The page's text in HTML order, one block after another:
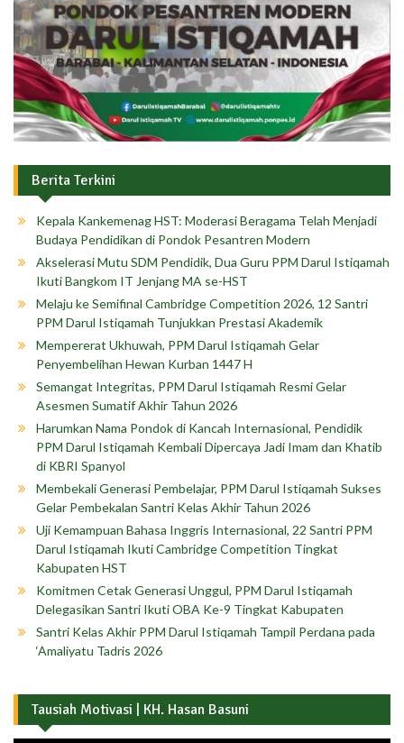
Berita Terkini
Kepala Kankemenag HST: Moderasi Beragama Telah Menjadi
Budaya Pendidikan di Pondok Pesantren Modern
Akselerasi Mutu SDM Pendidik, Dua Guru PPM Darul Istiqamah
Ikuti Bangkom IT Jenjang MA se-HST
Melaju ke Semifinal Cambridge Competition 2026, 12 Santri
PPM Darul Istiqamah Tunjukkan Prestasi Akademik
Mempererat Ukhuwah, PPM Darul Istiqamah Gelar
Penyembelihan Hewan Kurban 1447 H
Semangat Integritas, PPM Darul Istiqamah Resmi Gelar
Asesmen Sumatif Akhir Tahun 2026
Harumkan Nama Pondok di Kancah Internasional, Pendidik
PPM Darul Istiqamah Kembali Dipercaya Jadi Imam dan Khatib
di KBRI Spanyol
Membekali Generasi Pembelajar, PPM Darul Istiqamah Sukses
Gelar Pembekalan Santri Kelas Akhir Tahun 2026
Uji Kemampuan Bahasa Inggris Internasional, 22 Santri PPM
Darul Istiqamah Ikuti Cambridge Competition Tingkat
Kabupaten HST
Komitmen Cetak Generasi Unggul, PPM Darul Istiqamah
Delegasikan Santri Ikuti OBA Ke-9 Tingkat Kabupaten
Santri Kelas Akhir PPM Darul Istiqamah Tampil Perdana pada
‘Amaliyatu Tadris 2026
Tausiah Motivasi | KH. Hasan Basuni